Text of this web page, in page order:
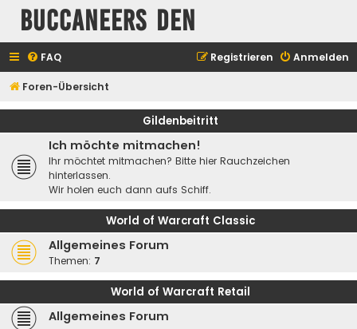
Buccaneers Den
FAQ Anmelden
Registrieren
Foren-Übersicht
Gildenbeitritt
Ich möchte mitmachen!
Ihr möchtet mitmachen? Bitte hier Rauchzeichen
hinterlassen.
Wir holen euch dann aufs Schiff.
World of Warcraft Classic
Allgemeines Forum
Themen: 7
World of Warcraft Retail
Allgemeines Forum